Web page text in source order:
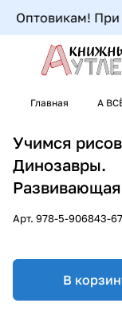
Оптовикам! При
Главная А
Учимся
Динозавры.
Развивающая
Арт. 978-5-906843-
В